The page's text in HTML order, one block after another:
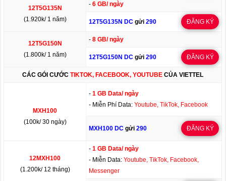
12T5G135N
(1.920k/ 1 năm)
-6 GB/ ngày
12T5G135N DCgửi 290 ĐĂNG KÝ
12T5G150N
(1.800k/ 1 năm)
-8 GB/ ngày
12T5G150N DCgửi 290 ĐĂNG KÝ
CÁC GÓI CƯỚCTIKTOK, FACEBOOK, YOUTUBE CỦA VIETTEL
MXH100
(100k/ 30 ngày)
-1 GB Data/ ngày
- Miễn Phí Data:Youtube, TikTok, Facebook
MXH100 DCgửi 290 ĐĂNG KÝ
12MXH100
(1.200k/ 12 tháng)
-1 GB Data/ ngày
- Miễn Data:Youtube, TikTok, Facebook,
Messenger